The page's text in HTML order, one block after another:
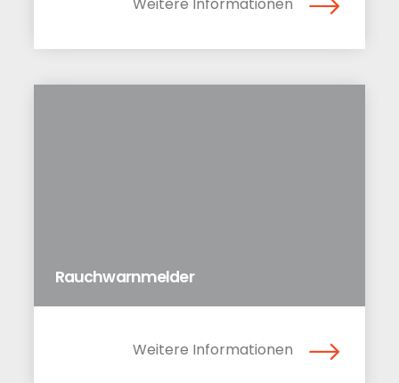
Weitere Informationen
Rauchwarnmelder
Weitere Informationen